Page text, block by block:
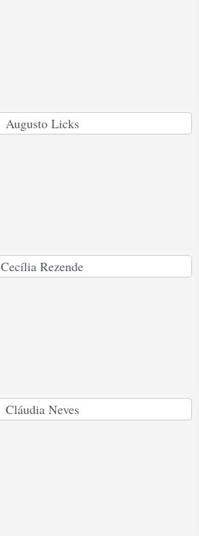
Augusto Licks
Cecília Rezende
Cláudia Neves